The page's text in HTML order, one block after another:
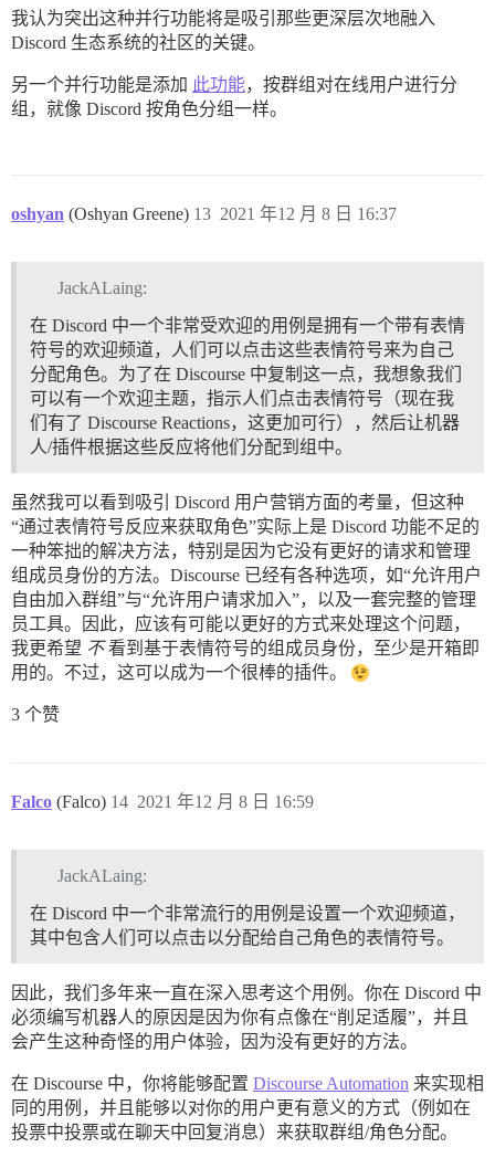
我认为突出这种并行功能将是吸引那些更深层次地融入
Discord 生态系统的社区的关键。
另一个并行功能是添加 此功能，按群组对在线用户进行分
组，就像 Discord 按角色分组一样。
oshyan (Oshyan Greene) 2021 年12 月 8 日 16:37
13
JackALaing:
在 Discord 中一个非常受欢迎的用例是拥有一个带有表情
符号的欢迎频道，人们可以点击这些表情符号来为自己
分配角色。为了在 Discourse 中复制这一点，我想象我们
可以有一个欢迎主题，指示人们点击表情符号（现在我
们有了 Discourse Reactions，这更加可行），然后让机器
人/插件根据这些反应将他们分配到组中。
虽然我可以看到吸引 Discord 用户营销方面的考量，但这种
“通过表情符号反应来获取角色”实际上是 Discord 功能不足的
一种笨拙的解决方法，特别是因为它没有更好的请求和管理
组成员身份的方法。Discourse 已经有各种选项，如“允许用户
自由加入群组”与“允许用户请求加入”，以及一套完整的管理
员工具。因此，应该有可能以更好的方式来处理这个问题，
我更希望 不看到基于表情符号的组成员身份，至少是开箱即
用的。不过，这可以成为一个很棒的插件。
3 个赞
Falco (Falco) 2021 年12 月 8 日 16:59
14
JackALaing:
在 Discord 中一个非常流行的用例是设置一个欢迎频道，
其中包含人们可以点击以分配给自己角色的表情符号。
因此，我们多年来一直在深入思考这个用例。你在 Discord 中
必须编写机器人的原因是因为你有点像在“削足适履”，并且
会产生这种奇怪的用户体验，因为没有更好的方法。
在 Discourse 中，你将能够配置 Discourse Automation 来实现相
同的用例，并且能够以对你的用户更有意义的方式（例如在
投票中投票或在聊天中回复消息）来获取群组/角色分配。